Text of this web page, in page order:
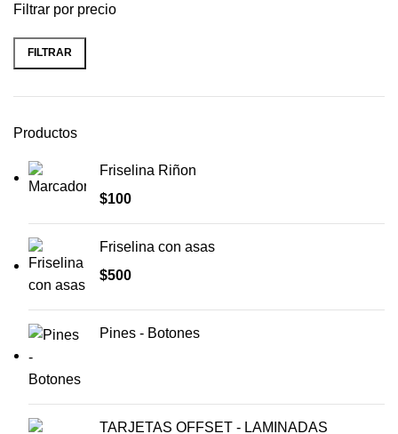
Filtrar por precio
FILTRAR
Productos
Friselina Riñon
$100
Friselina con asas
$500
Pines - Botones
TARJETAS OFFSET - LAMINADAS